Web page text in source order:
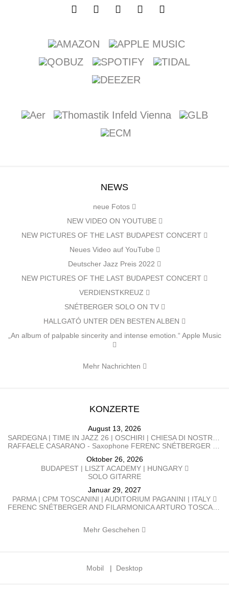
NEWS
neue Fotos
NEW VIDEO ON YOUTUBE
NEW PICTURES OF THE LAST BUDAPEST CONCERT
Neues Video auf YouTube
Deutscher Jazz Preis 2022
NEW PICTURES OF THE LAST BUDAPEST CONCERT
VERDIENSTKREUZ
SNÉTBERGER SOLO ON TV
HALLGATÓ UNTER DEN BESTEN ALBEN
„An album of palpable sincerity and intense emotion.“ Apple Music
Mehr Nachrichten
KONZERTE
August 13, 2026
Oktober 26, 2026
BUDAPEST | LISZT ACADEMY | HUNGARY
SOLO GITARRE
Januar 29, 2027
PARMA | CPM TOSCANINI | AUDITORIUM PAGANINI | ITALY
Mehr Geschehen
Mobil | Desktop